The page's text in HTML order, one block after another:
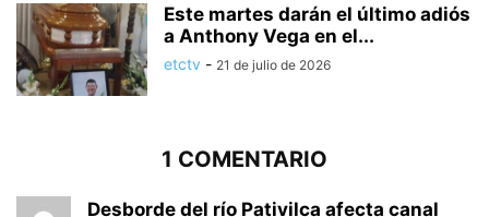
Este martes darán el último adiós
a Anthony Vega en el...
etctv - 21 de julio de 2026
1 COMENTARIO
Desborde del río Pativilca afecta canal